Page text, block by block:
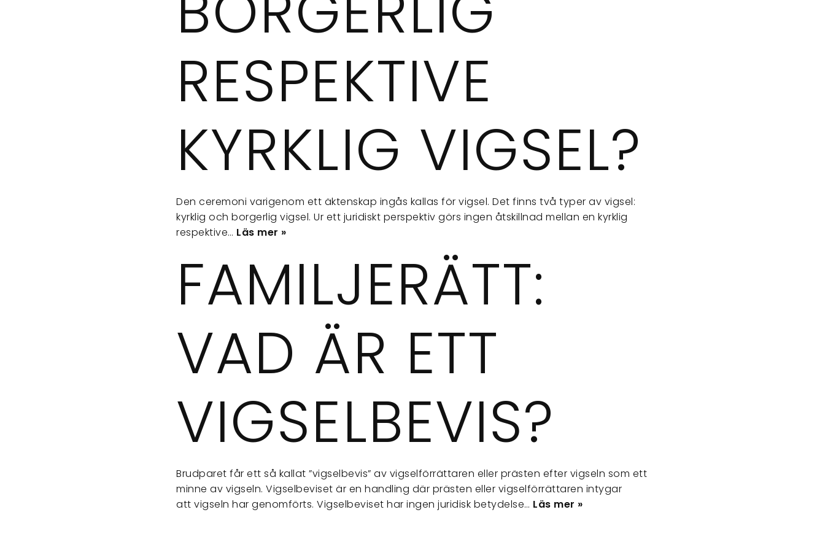
RESPEKTIVE
KYRKLIG VIGSEL?
Den ceremoni varigenom ett äktenskap ingås kallas för vigsel. Det finns två typer av vigsel:
kyrklig och borgerlig vigsel. Ur ett juridiskt perspektiv görs ingen åtskillnad mellan en kyrklig
respektive… Läs mer »
FAMILJERÄTT:
VAD ÄR ETT
VIGSELBEVIS?
Brudparet får ett så kallat ”vigselbevis” av vigselförrättaren eller prästen efter vigseln som ett
minne av vigseln. Vigselbeviset är en handling där prästen eller vigselförrättaren intygar
att vigseln har genomförts. Vigselbeviset har ingen juridisk betydelse… Läs mer »